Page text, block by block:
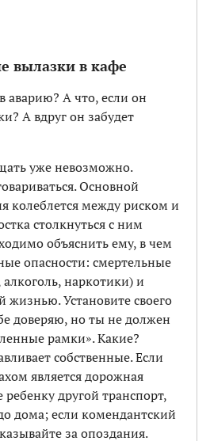
вылазки в кафе
аварию? А что, если он
А вдруг он забудет
уже невозможно.
Основной
колеблется между риском и
столкнуться с ним
объяснить ему, в чем
опасности: смертельные
алкоголь, наркотики) и
жизнью. Установите своего
доверяю, но ты не должен
рамки». Какие?
собственные. Если
является дорожная
ребенку другой транспорт,
дома; если комендантский
за опоздания.